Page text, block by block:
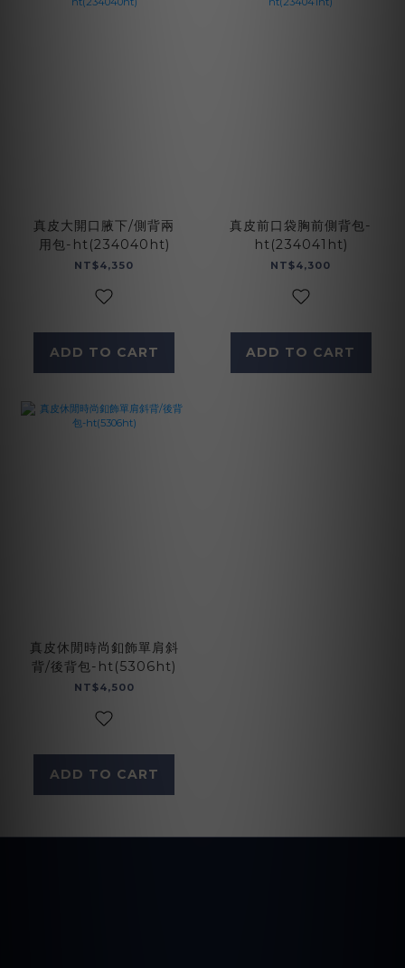
真皮大開口腋下/側背兩
用包-ht(234040ht)
NT$4,350
ADD TO CART
真皮前口袋胸前側背包-
ht(234041ht)
NT$4,300
ADD TO CART
真皮休閒時尚釦飾單肩斜
背/後背包-ht(5306ht)
NT$4,500
ADD TO CART